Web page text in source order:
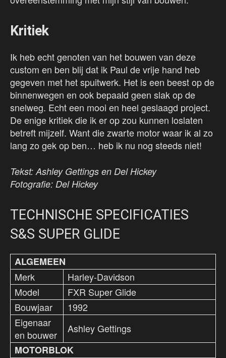
Kritiek
Ik heb echt genoten van het bouwen van deze
custom en ben blij dat ik Paul de vrije hand heb
gegeven met het spuitwerk. Het is een beest op de
binnenwegen en ook bepaald geen slak op de
snelweg. Echt een mooi en heel geslaagd project.
De enige kritiek die ik er op zou kunnen loslaten
betreft mijzelf. Want die zwarte motor waar ik al zo
lang zo gek op ben… heb ik nu nog steeds niet!
Tekst: Ashley Gettings en Del Hickey
Fotografie: Del Hickey
TECHNISCHE SPECIFICATIES
S&S SUPER GLIDE
ALGEMEEN
Merk
Harley-Davidson
Model
FXR Super Glide
Bouwjaar
1992
Eigenaar
en bouwer
Ashley Gettings
MOTORBLOK